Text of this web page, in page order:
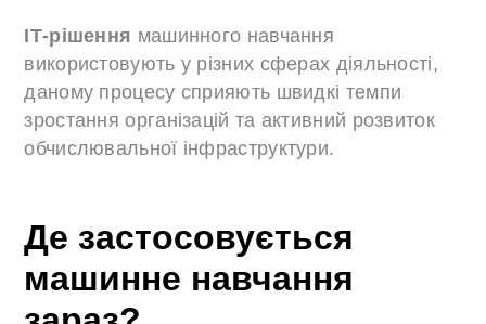
ІТ-рішення машинного навчання
використовують у різних сферах діяльності,
даному процесу сприяють швидкі темпи
зростання організацій та активний розвиток
обчислювальної інфраструктури.
Де застосовується
машинне навчання